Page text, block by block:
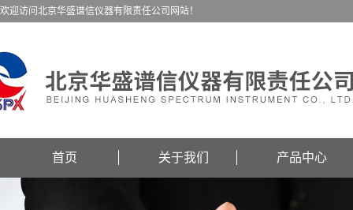
欢迎访问北京华盛谱信仪器有限责任公司网站！
首页 关于我们 产品中心